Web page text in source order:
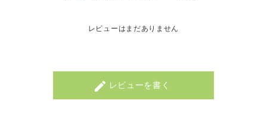
レビューはまだありません
create レビューを書く